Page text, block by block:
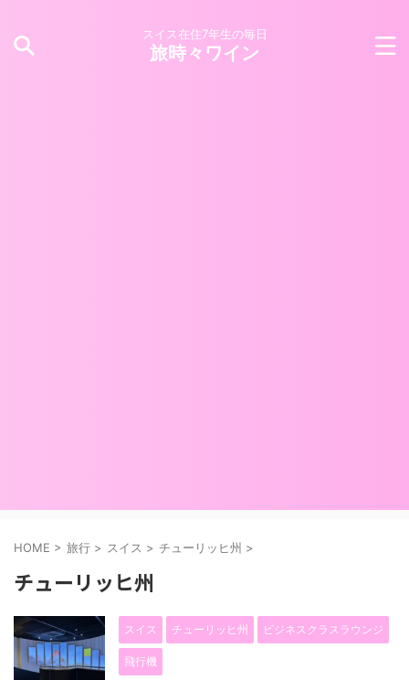
スイス在住7年生の毎日
旅時々ワイン
HOME > 旅行 > スイス > チューリッヒ州 >
チューリッヒ州
スイス チューリッヒ州 ビジネスクラスラウンジ
飛行機